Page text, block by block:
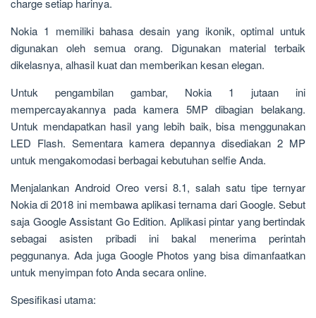
Nokia 1 memiliki bahasa desain yang ikonik, optimal untuk
digunakan oleh semua orang. Digunakan material terbaik
dikelasnya, alhasil kuat dan memberikan kesan elegan.
Untuk pengambilan gambar, Nokia 1 jutaan ini
mempercayakannya pada kamera 5MP dibagian belakang.
Untuk mendapatkan hasil yang lebih baik, bisa menggunakan
LED Flash. Sementara kamera depannya disediakan 2 MP
untuk mengakomodasi berbagai kebutuhan selfie Anda.
Menjalankan Android Oreo versi 8.1, salah satu tipe ternyar
Nokia di 2018 ini membawa aplikasi ternama dari Google. Sebut
saja Google Assistant Go Edition. Aplikasi pintar yang bertindak
sebagai asisten pribadi ini bakal menerima perintah
peggunanya. Ada juga Google Photos yang bisa dimanfaatkan
untuk menyimpan foto Anda secara online.
Spesifikasi utama: